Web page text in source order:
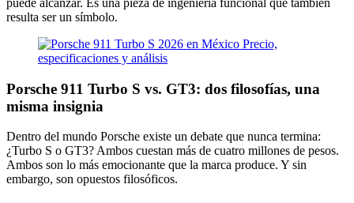
resulta ser un símbolo.
Porsche 911 Turbo S vs. GT3: dos filosofías, una
misma insignia
Dentro del mundo Porsche existe un debate que nunca termina:
¿Turbo S o GT3? Ambos cuestan más de cuatro millones de pesos.
Ambos son lo más emocionante que la marca produce. Y sin
embargo, son opuestos filosóficos.